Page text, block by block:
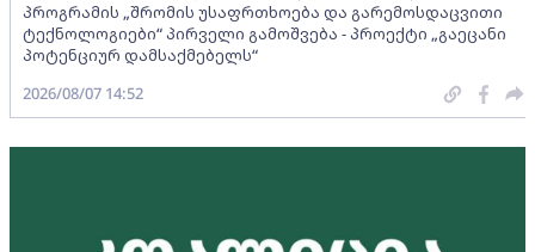
პროგრამის „შრომის უსაფრთხოება და გარემოსდაცვითი
ტექნოლოგიები“ პირველი გამოშვება - პროექტი „გაეცანი
პოტენციურ დამსაქმებელს“
2026/08/07 14:52